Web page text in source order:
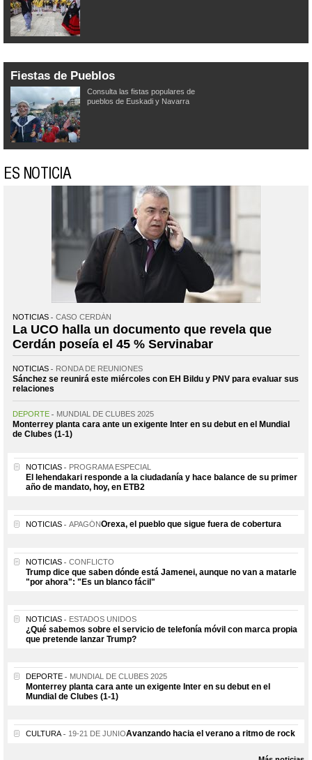
Fiestas de Pueblos
Consulta las fistas populares de
pueblos de Euskadi y Navarra
ES NOTICIA
NOTICIAS CASO CERDÁN
La UCO halla un documento que revela que
Cerdán poseía el 45 % Servinabar
NOTICIAS RONDA DE REUNIONES
Sánchez se reunirá este miércoles con EH Bildu y PNV para evaluar sus
relaciones
DEPORTE MUNDIAL DE CLUBES 2025
Monterrey planta cara ante un exigente Inter en su debut en el Mundial
de Clubes (1-1)
NOTICIAS PROGRAMA ESPECIAL
El lehendakari responde a la ciudadanía y hace balance de su primer
año de mandato, hoy, en ETB2
NOTICIAS APAGÓNOrexa, el pueblo que sigue fuera de cobertura
NOTICIAS CONFLICTO
Trump dice que saben dónde está Jamenei, aunque no van a matarle
"por ahora": "Es un blanco fácil"
NOTICIAS ESTADOS UNIDOS
¿Qué sabemos sobre el servicio de telefonía móvil con marca propia
que pretende lanzar Trump?
DEPORTE MUNDIAL DE CLUBES 2025
Monterrey planta cara ante un exigente Inter en su debut en el
Mundial de Clubes (1-1)
CULTURA 19-21 DE JUNIOAvanzando hacia el verano a ritmo de rock